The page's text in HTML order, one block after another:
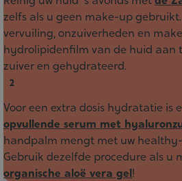
zelfs als u geen make-up
vervuiling, onzuiverheden en
hydrolipidenfilm van de huid aan
zuiver en gehydrateerd.
Voor een extra dosis hydratatie is
opvullende serum met
handpalm mengt met uw
Gebruik dezelfde procedure als u
organische aloë vera gel!